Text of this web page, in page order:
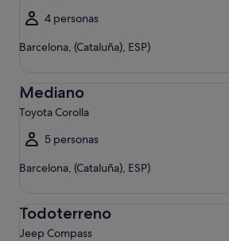
4 personas
Barcelona, (Cataluña), ESP)
Mediano
Toyota Corolla
5 personas
Barcelona, (Cataluña), ESP)
Todoterreno
Jeep Compass